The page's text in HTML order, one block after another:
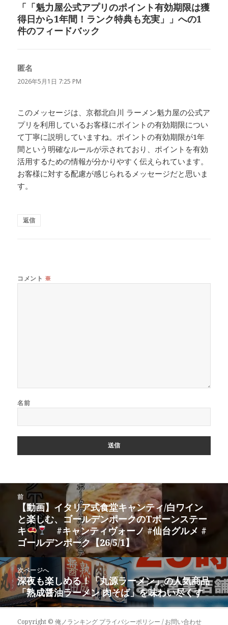
「「魁力屋公式アプリのポイント有効期限は獲
得日から1年間！ランク特典も充実」」への1
件のフィードバック
匿名
り:
2026年5月1日 7:25 PM
このメッセージは、京都北白川 ラーメン魁力屋の公式ア
プリを利用しているお客様にポイントの有効期限につい
て丁寧に説明していますね。ポイントの有効期限が1年
間という明確なルールが示されており、ポイントを有効
活用するための情報が分かりやすく伝えられています。
お客様に対する配慮が感じられるメッセージだと思いま
す。
返信
コメント ※
名前
シ
ョ
ン
前
前
の
投
稿:
【動画】イタリア式食堂キャンティ/白ワイン
と楽しむ、ゴールデンポークのTボーンステー
キ
#キャンティヴォーノ #仙台グルメ #
ゴールデンポーク【26/5/1】
次ページへ
次
の
投
稿:
深夜も楽しめる！「丸源ラーメン」の人気商品
「熟成醤油ラーメン 肉そば」を味わい尽くす
Copyright ©俺ノランキング プライバシーポリシー / お問い合わせ